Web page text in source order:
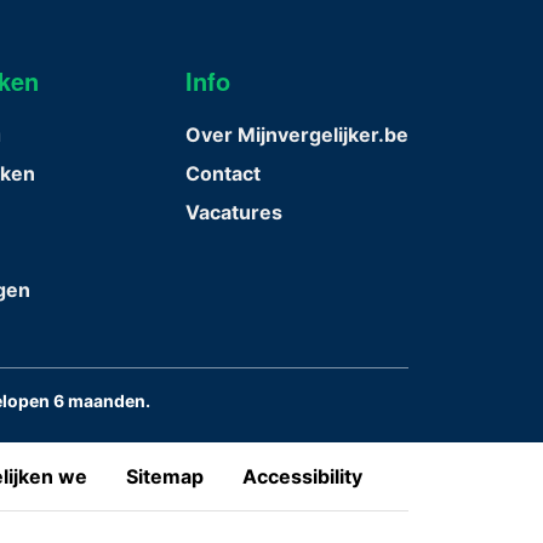
Info
Over Mijnvergelijker.be
Contact
Vacatures
6 maanden.
we Sitemap Accessibility